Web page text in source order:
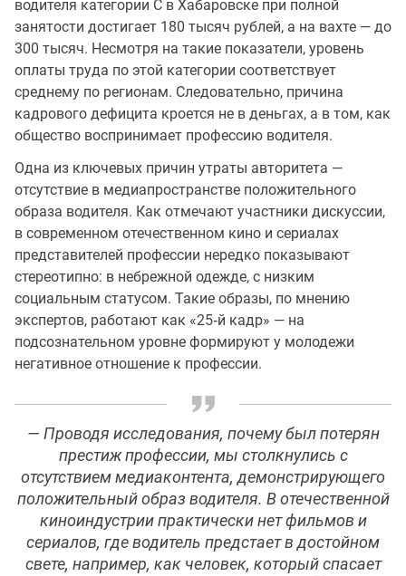
водителя категории С в Хабаровске при полной
занятости достигает 180 тысяч рублей, а на вахте — до
300 тысяч. Несмотря на такие показатели, уровень
оплаты труда по этой категории соответствует
среднему по регионам. Следовательно, причина
кадрового дефицита кроется не в деньгах, а в том, как
общество воспринимает профессию водителя.
Одна из ключевых причин утраты авторитета —
отсутствие в медиапространстве положительного
образа водителя. Как отмечают участники дискуссии,
в современном отечественном кино и сериалах
представителей профессии нередко показывают
стереотипно: в небрежной одежде, с низким
социальным статусом. Такие образы, по мнению
экспертов, работают как «25‑й кадр» — на
подсознательном уровне формируют у молодежи
негативное отношение к профессии.
— Проводя исследования, почему был потерян
престиж профессии, мы столкнулись с
отсутствием медиаконтента, демонстрирующего
положительный образ водителя. В отечественной
киноиндустрии практически нет фильмов и
сериалов, где водитель предстает в достойном
свете, например, как человек, который спасает